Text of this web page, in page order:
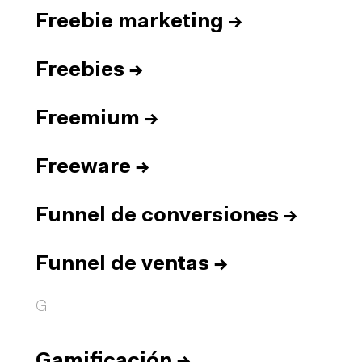
Freebie marketing →
Freebies →
Freemium →
Freeware →
Funnel de conversiones →
Funnel de ventas →
G